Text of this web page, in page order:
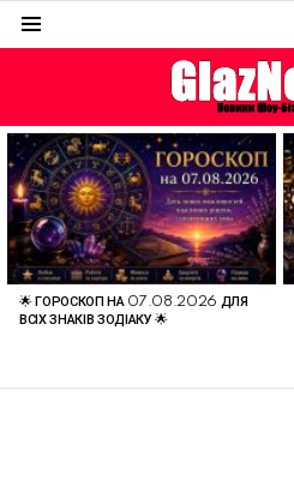
ОСТАННІ
СТАТТІ
🌟 ГОРОСКОП НА 07.08.2026 ДЛЯ
ВСІХ ЗНАКІВ ЗОДІАКУ 🌟